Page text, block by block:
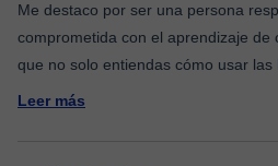
Me destaco por ser una persona
comprometida con el aprendizaje de
que no solo entiendas cómo usar las
Leer más